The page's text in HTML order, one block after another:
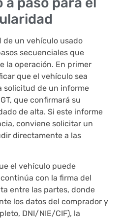
de un vehículo usado
secuenciales que
la operación. En primer
que el vehículo sea
solicitud de un informe
que confirmará su
de alta. Si este informe
conviene solicitar un
directamente a las
el vehículo puede
con la firma del
entre las partes, donde
los datos del comprador y
DNI/NIE/CIF), la